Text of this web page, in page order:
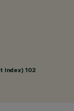
Index) 102